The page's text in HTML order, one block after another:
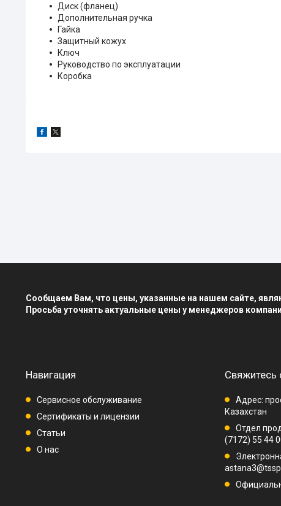
Диск (фланец)
Дополнительная ручка
Гайка
Защитный кожух
Ключ
Руководство по эксплуатации
Коробка
Сообщаем Вам, что цены, указанные на нашем сайте,
Просьба уточнять актуальные цены у менеджеров
Навигация
Сервисное обслуживание
Сертификаты и лицензии
Статьи
О нас
Свяжитесь
Адрес:
Казахстан
Отдел
(7172) 55 44